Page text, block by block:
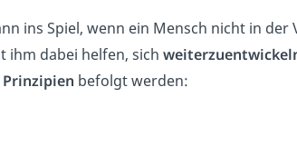
ins Spiel, wenn ein Mensch nicht in der
ihm dabei helfen, sich
Prinzipien befolgt werden: